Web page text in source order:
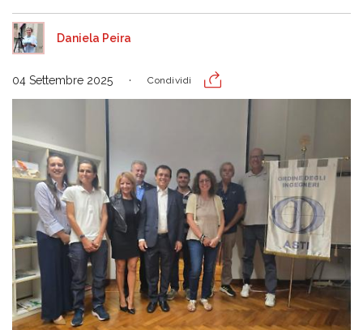
Daniela Peira
04 Settembre 2025 Condividi